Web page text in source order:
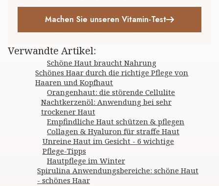
Machen Sie unseren Vitamin-Test
Verwandte Artikel:
Schöne Haut braucht Nahrung
Schönes Haar durch die richtige Pflege von
Haaren und Kopfhaut
Orangenhaut: die störende Cellulite
Nachtkerzenöl: Anwendung bei sehr
trockener Haut
Empfindliche Haut schützen & pflegen
Collagen & Hyaluron für straffe Haut
Unreine Haut im Gesicht - 6 wichtige
Pflege-Tipps
Hautpflege im Winter
Spirulina Anwendungsbereiche: schöne Haut
- schönes Haar